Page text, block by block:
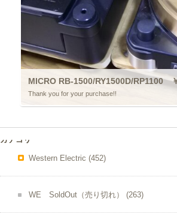
MICRO RB-1500/RY1500D/RP1100
Thank you for your purchase!!
カテゴリー
Western Electric (452)
WE SoldOut（売り切れ） (263)